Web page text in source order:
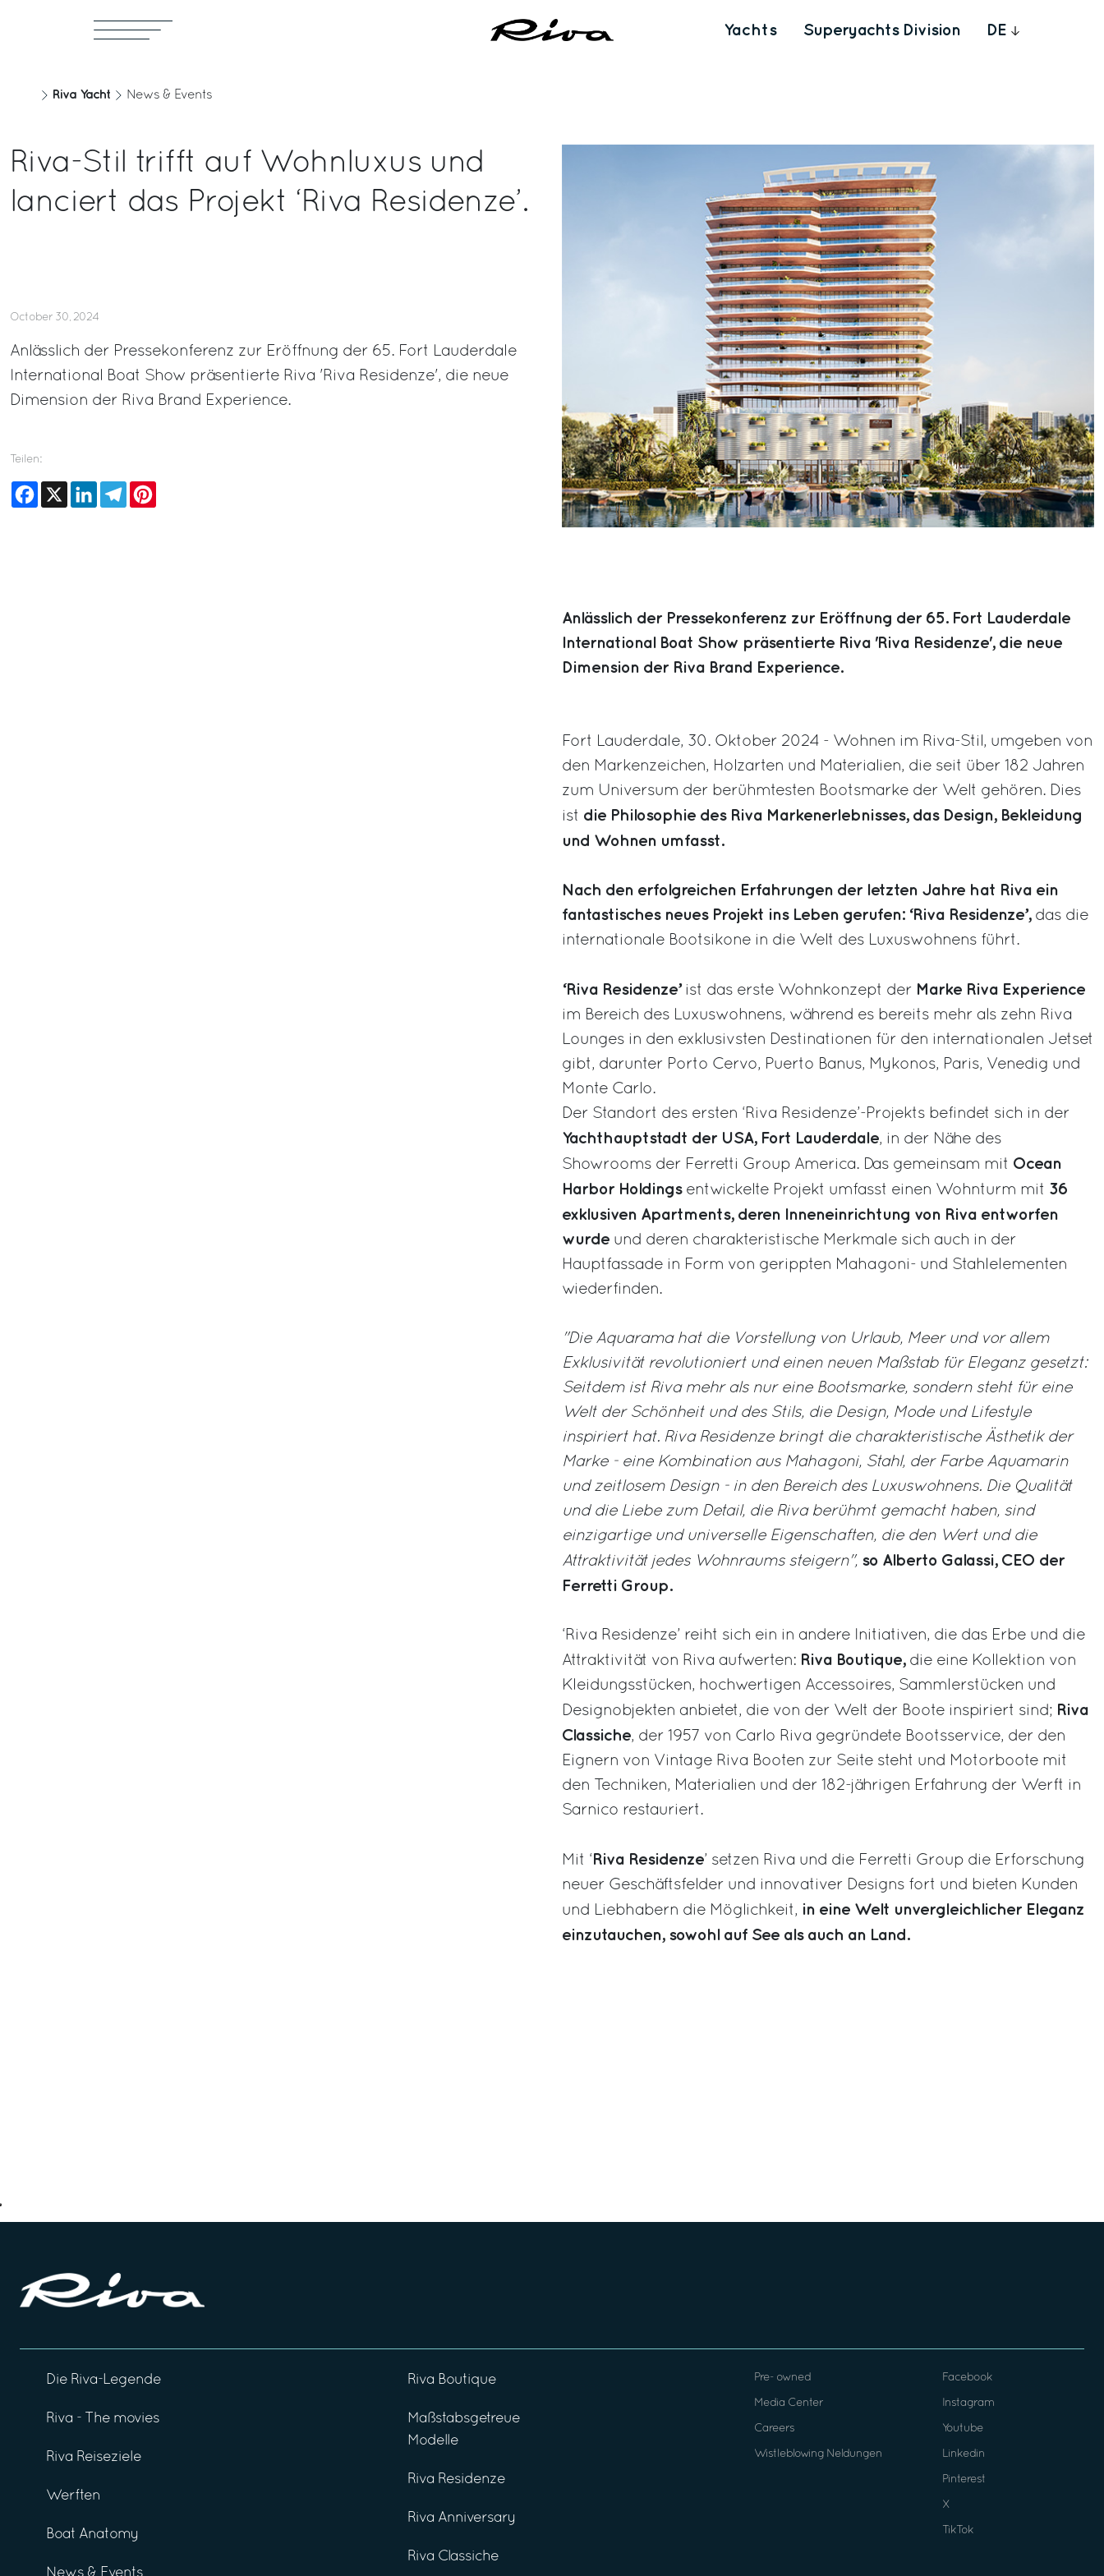
Yachts Superyachts Division DE
Riva Yacht News & Events
Riva-Stil trifft auf Wohnluxus und
lanciert das Projekt ‘Riva Residenze’.
October 30, 2024
Anlässlich der Pressekonferenz zur Eröffnung der 65. Fort Lauderdale
International Boat Show präsentierte Riva 'Riva Residenze', die neue
Dimension der Riva Brand Experience.
Teilen:
Facebook
X LinkedInTelegram
Anlässlich der Pressekonferenz zur Eröffnung der 65. Fort Lauderdale
International Boat Show präsentierte Riva 'Riva Residenze', die neue
Dimension der Riva Brand Experience.
Fort Lauderdale, 30. Oktober 2024 - Wohnen im Riva-Stil, umgeben von
den Markenzeichen, Holzarten und Materialien, die seit über 182 Jahren
zum Universum der berühmtesten Bootsmarke der Welt gehören. Dies
ist die Philosophie des Riva Markenerlebnisses, das Design, Bekleidung
und Wohnen umfasst.
Nach den erfolgreichen Erfahrungen der letzten Jahre hat Riva ein
fantastisches neues Projekt ins Leben gerufen: ‘Riva Residenze’,das die
internationale Bootsikone in die Welt des Luxuswohnens führt.
‘Riva Residenze’ ist das erste Wohnkonzept der Marke Riva Experience
im Bereich des Luxuswohnens, während es bereits mehr als zehn Riva
Lounges in den exklusivsten Destinationen für den internationalen Jetset
gibt, darunter Porto Cervo, Puerto Banus, Mykonos, Paris, Venedig und
Monte Carlo.
Der Standort des ersten ‘Riva Residenze’-Projekts befindet sich in der
Yachthauptstadt der USA, Fort Lauderdale, in der Nähe des
Showrooms der Ferretti Group America. Das gemeinsam mit Ocean
Harbor Holdingsentwickelte Projekt umfasst einen Wohnturm mit 36
exklusiven Apartments, deren Inneneinrichtung von Riva entworfen
wurde und deren charakteristische Merkmale sich auch in der
Hauptfassade in Form von gerippten Mahagoni- und Stahlelementen
wiederfinden.
"Die Aquarama hat die Vorstellung von Urlaub, Meer und vor allem
Exklusivität revolutioniert und einen neuen Maßstab für Eleganz gesetzt:
Seitdem ist Riva mehr als nur eine Bootsmarke, sondern steht für eine
Welt der Schönheit und des Stils, die Design, Mode und Lifestyle
inspiriert hat. Riva Residenze bringt die charakteristische Ästhetik der
Marke - eine Kombination aus Mahagoni, Stahl, der Farbe Aquamarin
und zeitlosem Design - in den Bereich des Luxuswohnens. Die Qualität
und die Liebe zum Detail, die Riva berühmt gemacht haben, sind
einzigartige und universelle Eigenschaften, die den Wert und die
Attraktivität jedes Wohnraums steigern", so Alberto Galassi, CEO der
Ferretti Group.
‘Riva Residenze’ reiht sich ein in andere Initiativen, die das Erbe und die
Attraktivität von Riva aufwerten: Riva Boutique,die eine Kollektion von
Kleidungsstücken, hochwertigen Accessoires, Sammlerstücken und
Designobjekten anbietet, die von der Welt der Boote inspiriert sind; Riva
Classiche, der 1957 von Carlo Riva gegründete Bootsservice, der den
Eignern von Vintage Riva Booten zur Seite steht und Motorboote mit
den Techniken, Materialien und der 182-jährigen Erfahrung der Werft in
Sarnico restauriert.
Mit ‘ Riva Residenze’ setzen Riva und die Ferretti Group die Erforschung
neuer Geschäftsfelder und innovativer Designs fort und bieten Kunden
und Liebhabern die Möglichkeit, in eine Welt unvergleichlicher Eleganz
einzutauchen, sowohl auf See als auch an Land.
Die Riva-Legende
Riva - The movies
Riva Reiseziele
Werften
Boat Anatomy
News & Events
Riva Boutique
Maßstabsgetreue
Modelle
Riva Residenze
Riva Anniversary
Riva Classiche
Pre- owned
Media Center
Careers
Wistleblowing Neldungen
Facebook
Instagram
Youtube
Linkedin
Pinterest
X
TikTok